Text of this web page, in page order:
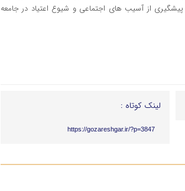
پیشگیری از آسیب های اجتماعی و شیوع اعتیاد در جامعه
لینک کوتاه :
https://gozareshgar.ir/?p=3847